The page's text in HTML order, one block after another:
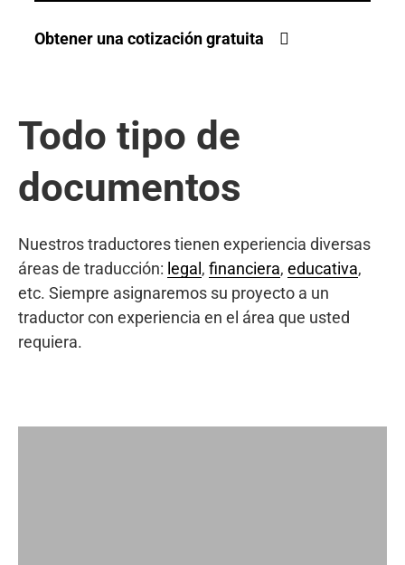
Obtener una cotización gratuita
Todo tipo de
documentos
Nuestros traductores tienen experiencia diversas
áreas de traducción: legal , financiera, educativa,
etc. Siempre asignaremos su proyecto a un
traductor con experiencia en el área que usted
requiera.